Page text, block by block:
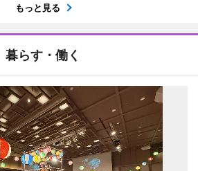
もっと見る
暮らす・働く